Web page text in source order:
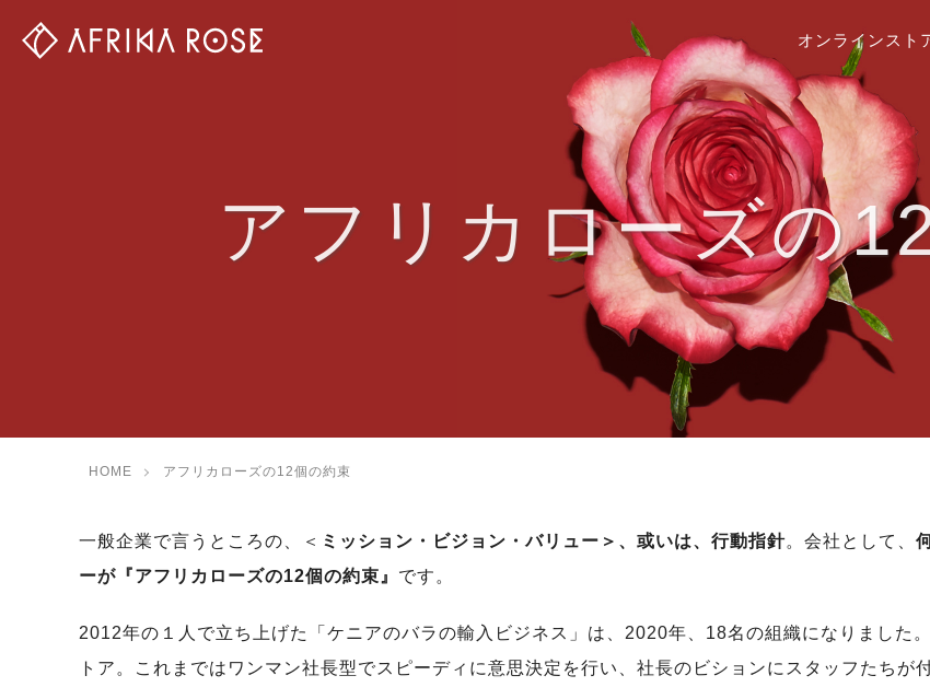
オンラインスト
アフリカローズの
HOME アフリカローズの12個の約束
一般企業で言うところの、＜ ミッション・ビジョン・バリュー＞、或いは、行動指針。会社として、
ーが『アフリカローズの12個の約束』 です。
2012年の１人で立ち上げた「ケニアのバラの輸入ビジネス」は、2020年、18名の組織になりました
トア。これまではワンマン社長型でスピーディに意思決定を行い、社長のビションにスタッフたち